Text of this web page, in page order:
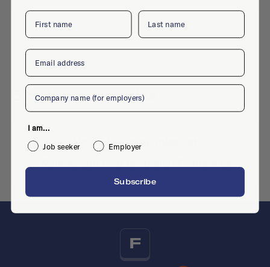
Similar companies
No similar companies yet
F
First name Last name
Email
Company
I am...
Job seeker
Employer
Subscribe